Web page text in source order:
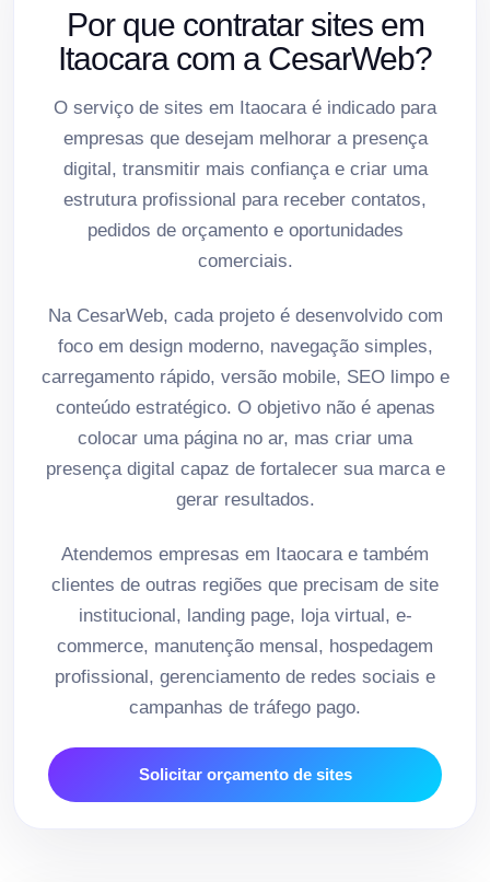
Por que contratar sites em
Itaocara com a CesarWeb?
O serviço de sites em Itaocara é indicado para
empresas que desejam melhorar a presença
digital, transmitir mais confiança e criar uma
estrutura profissional para receber contatos,
pedidos de orçamento e oportunidades
comerciais.
Na CesarWeb, cada projeto é desenvolvido com
foco em design moderno, navegação simples,
carregamento rápido, versão mobile, SEO limpo e
conteúdo estratégico. O objetivo não é apenas
colocar uma página no ar, mas criar uma
presença digital capaz de fortalecer sua marca e
gerar resultados.
Atendemos empresas em Itaocara e também
clientes de outras regiões que precisam de site
institucional, landing page, loja virtual, e-
commerce, manutenção mensal, hospedagem
profissional, gerenciamento de redes sociais e
campanhas de tráfego pago.
Solicitar orçamento de sites